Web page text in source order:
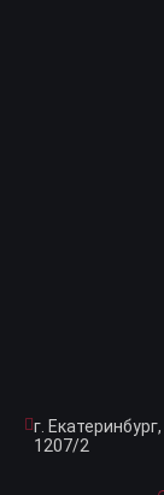
г. Екатеринбург,
1207/2